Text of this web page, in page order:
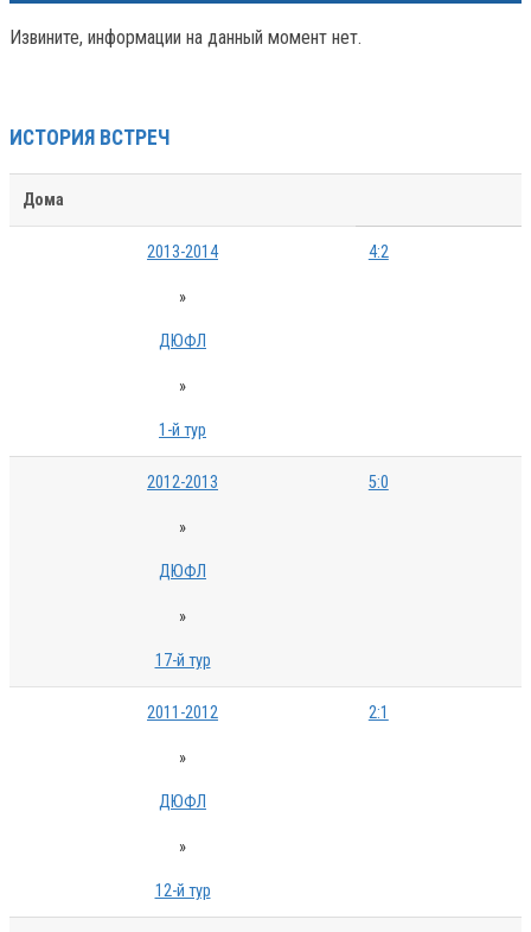
Извините, информации на данный момент нет.
ИСТОРИЯ ВСТРЕЧ
Дома
2013-2014
»
ДЮФЛ
»
1-й тур
4:2
2012-2013
»
ДЮФЛ
»
17-й тур
5:0
2011-2012
»
ДЮФЛ
»
12-й тур
2:1